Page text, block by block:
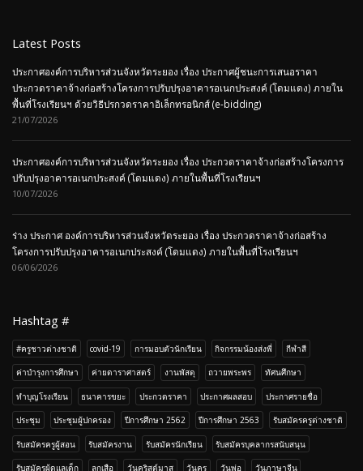
Latest Posts
ประกาศองค์การบริหารส่วนจังหวัดระยอง เรื่อง ประกาศผู้ชนะการเสนอราคา
ประกวดราคาจ้างก่อสร้างโครงการปรับปรุงอาคารอเนกประสงค์ (โดมแดง) ภายใน
พื้นที่โรงเรียนฯ ด้วยวิธีปรกวดราคาอิเล็กทรอนิกส์ (e-bidding)
21/07/2026
ประกาศองค์การบริหารส่วนจังหวัดระยอง เรื่อง ประกวดราคาจ้างก่อสร้างโครงการ
ปรับปรุงอาคารอเนกประสงค์ (โดมแดง) ภายในพื้นที่โรงเรียนฯ
10/07/2026
ร่าง ประกาศ องค์การบริหารส่วนจังหวัดระยอง เรื่อง ประกวดราคาจ้างก่อสร้าง
โครงการปรับปรุงอาคารอเนกประสงค์ (โดมแดง) ภายในพื้นที่โรงเรียนฯ
06/06/2026
Hashtag #
#ครูชาวต่างชาติ covid-19 การมอบตัวนักเรียน กิจกรรมน้องส่งพี่ กีฬาสี
ค่าบำรุงการศึกษา ค่ายดาราศาสตร์ งานพัสดุ ถวายพระพร ทัศนศึกษา
ทำบุญโรงเรียน ธนาคารขยะ ประกวดราคา ประกาศผลสอบ ประกาศรายชื่อ
ประชุม ประชุมผู้ปกครอง ปีการศึกษา 2562 ปีการศึกษา 2563 รับสมัครครูต่างชาติ
รับสมัครครูผู้สอน รับสมัครงาน รับสมัครนักเรียน รับสมัครบุคลากรสนับสนุน
รับสมัครผู้ดูแลเด็ก ลูกเสือ วันคริสต์มาส วันครู วันพ่อ วันภาษาจีน